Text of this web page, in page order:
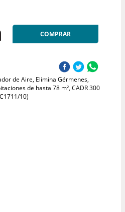
COMPRAR
de Aire, Elimina Gérmenes,
de hasta 78 m², CADR 300
10)